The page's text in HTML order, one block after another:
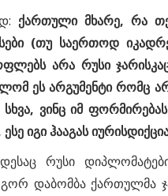
ქართული მხარე, რა
(თუ საერთოდ
არა რუსი
ეს არგუმენტი რომც
ვინც იმ
იგი ჰააგას
რუსი
დაბომბა ქართულმა
ამოიწურა